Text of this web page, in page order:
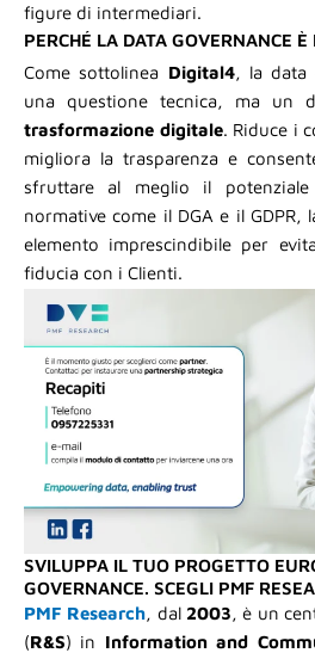
figure di intermediari.
PERCHÉ LA DATA GOVERNANCE
Come sottolinea Digital4, la data
una questione tecnica, ma un
trasformazione digitale. Riduce i
migliora la trasparenza e
sfruttare al meglio il
normative come il DGA e il
elemento imprescindibile per
fiducia con i Clienti.
SVILUPPA IL TUO PROGETTO
GOVERNANCE. SCEGLI PMF
PMF Research, dal 2003, è un
(R&S) in Information and